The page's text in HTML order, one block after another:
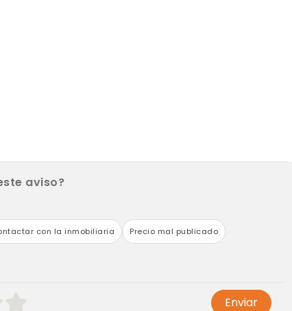
aviso?
con la inmobiliaria Precio mal publicado
Enviar